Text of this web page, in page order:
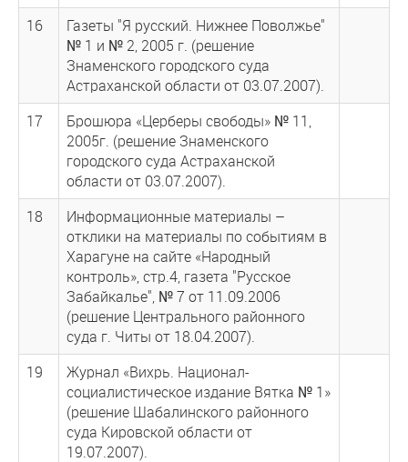
16
Газеты "Я русский. Нижнее Поволжье"
№ 1 и № 2, 2005 г. (решение
Знаменского городского суда
Астраханской области от 03.07.2007).
17
Брошюра «Церберы свободы» № 11,
2005г. (решение Знаменского
городского суда Астраханской
области от 03.07.2007).
18
Информационные материалы –
отклики на материалы по событиям в
Харагуне на сайте «Народный
контроль», стр.4, газета "Русское
Забайкалье", № 7 от 11.09.2006
(решение Центрального районного
суда г. Читы от 18.04.2007).
19
Журнал «Вихрь. Национал-
социалистическое издание Вятка № 1»
(решение Шабалинского районного
суда Кировской области от
19.07.2007).